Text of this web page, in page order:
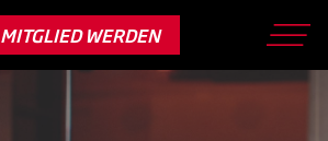
MITGLIED WERDEN